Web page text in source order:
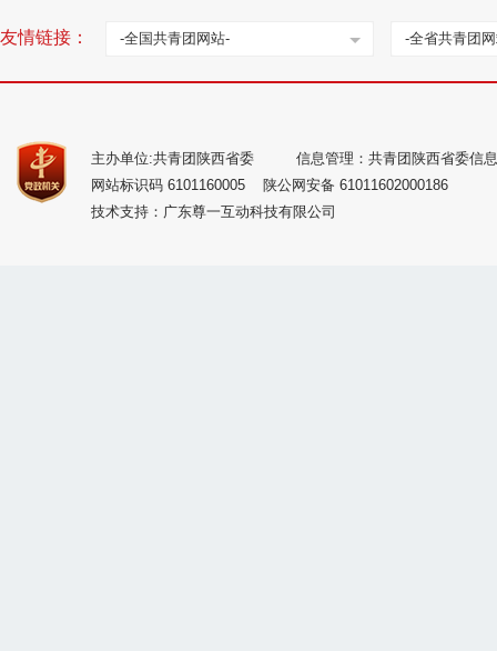
友情链接： -全国共青团网站- -全省共青团
主办单位:共青团陕西省委
信息管理：共青团陕西省委信
网站标识码 6101160005
陕公网安备 61011602000186
技术支持：广东尊一互动科技有限公司